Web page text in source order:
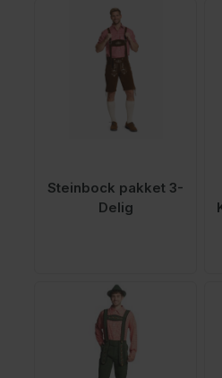
Steinbock pakket 3-
Delig